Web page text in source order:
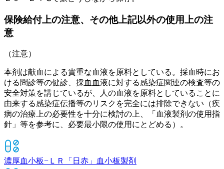
保険給付上の注意、その他上記以外の使用上の注
意
（注意）
本剤は献血による貴重な血液を原料としている。採血時にお
ける問診等の健診、採血血液に対する感染症関連の検査等の
安全対策を講じているが、人の血液を原料としていることに
由来する感染症伝播等のリスクを完全には排除できない（疾
病の治療上の必要性を十分に検討の上、「血液製剤の使用指
針」等を参考に、必要最小限の使用にとどめる）。
濃厚血小板−ＬＲ「日赤」 血小板製剤